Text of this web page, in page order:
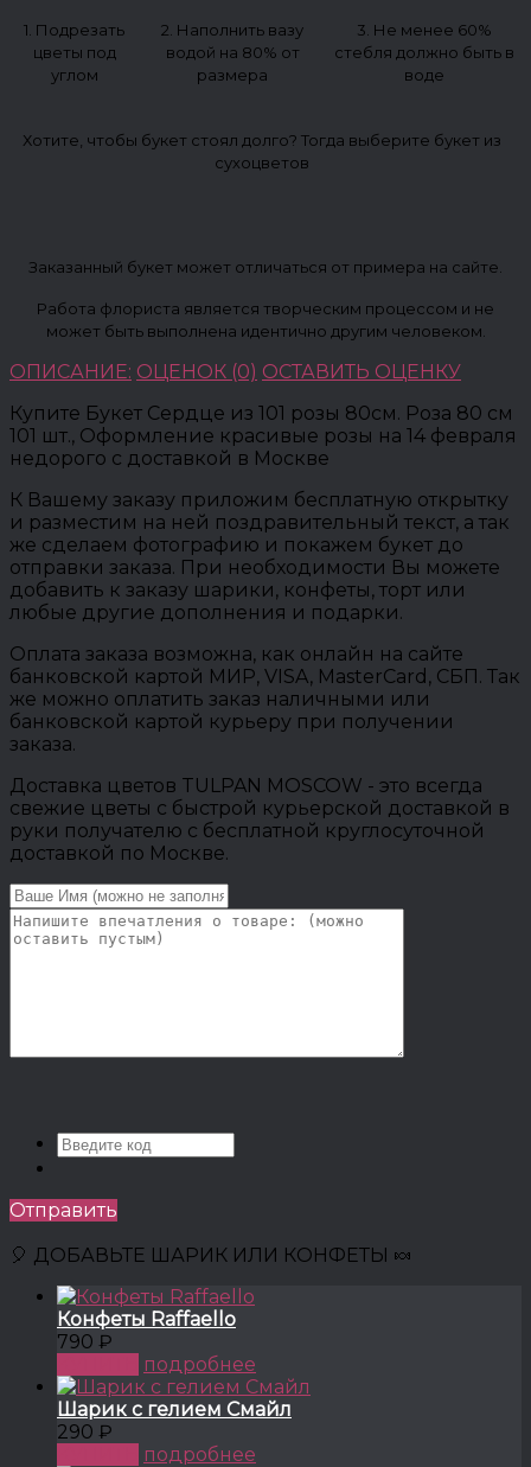
1. Подрезать
цветы под
углом
2. Наполнить вазу
водой на 80% от
размера
3. Не менее 60%
стебля должно быть в
воде
Хотите, чтобы букет стоял долго? Тогда выберите букет из
сухоцветов
Заказанный букет может отличаться от примера на сайте.
Работа флориста является творческим процессом и не
может быть выполнена идентично другим человеком.
ОПИСАНИЕ: ОЦЕНОК (0) ОСТАВИТЬ ОЦЕНКУ
Купите Букет Сердце из 101 розы 80см. Роза 80 см
101 шт., Оформление красивые розы на 14 февраля
недорого с доставкой в Москве
К Вашему заказу приложим бесплатную открытку
и разместим на ней поздравительный текст, а так
же сделаем фотографию и покажем букет до
отправки заказа. При необходимости Вы можете
добавить к заказу шарики, конфеты, торт или
любые другие дополнения и подарки.
Оплата заказа возможна, как онлайн на сайте
банковской картой МИР, VISA, MasterCard, СБП. Так
же можно оплатить заказ наличными или
банковской картой курьеру при получении
заказа.
Доставка цветов TULPAN MOSCOW - это всегда
свежие цветы с быстрой курьерской доставкой в
руки получателю с бесплатной круглосуточной
доставкой по Москве.
Отправить
🎈 ДОБАВЬТЕ ШАРИК ИЛИ КОНФЕТЫ 🍬
Конфеты Raffaello
790 ₽
подробнее
Шарик с гелием Смайл
290 ₽
подробнее